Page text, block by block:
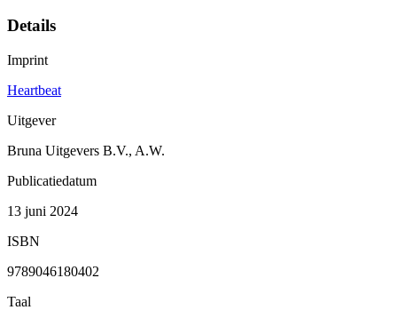
Details
Imprint
Heartbeat
Uitgever
Bruna Uitgevers B.V., A.W.
Publicatiedatum
13 juni 2024
ISBN
9789046180402
Taal